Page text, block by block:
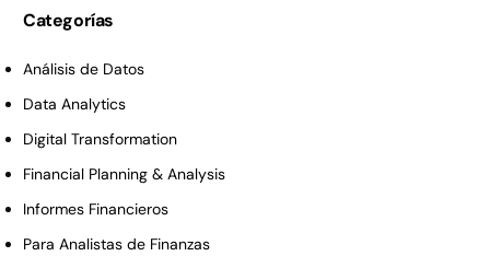
Categorías
Análisis de Datos
Data Analytics
Digital Transformation
Financial Planning & Analysis
Informes Financieros
Para Analistas de Finanzas